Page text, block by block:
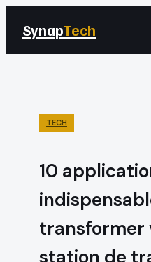
SynapTech
TECH
10
transformer
station de